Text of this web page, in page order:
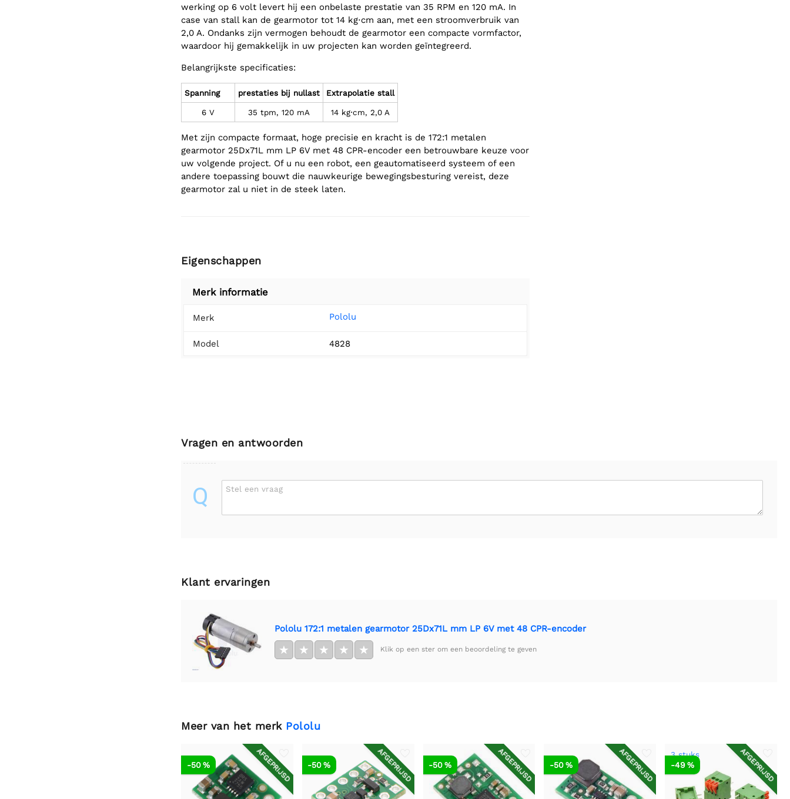
werking op 6 volt levert hij een onbelaste prestatie van 35 RPM en 120 mA. In
case van stall kan de gearmotor tot 14 kg⋅cm aan, met een stroomverbruik van
2,0 A. Ondanks zijn vermogen behoudt de gearmotor een compacte vormfactor,
waardoor hij gemakkelijk in uw projecten kan worden geïntegreerd.
Belangrijkste specificaties:
Spanning prestaties bij nullast Extrapolatie stall
6 V 35 tpm, 120 mA 14 kg⋅cm, 2,0 A
Met zijn compacte formaat, hoge precisie en kracht is de 172:1 metalen
gearmotor 25Dx71L mm LP 6V met 48 CPR-encoder een betrouwbare keuze voor
uw volgende project. Of u nu een robot, een geautomatiseerd systeem of een
andere toepassing bouwt die nauwkeurige bewegingsbesturing vereist, deze
gearmotor zal u niet in de steek laten.
Eigenschappen
Merk informatie
Merk Pololu
Model 4828
Vragen en antwoorden
Q Stel een vraag
Klant ervaringen
Pololu 172:1 metalen gearmotor 25Dx71L mm LP 6V met 48 CPR-encoder
★ ★ ★ ★ ★ Klik op een ster om een beoordeling te geven
Meer van het merk Pololu
AFGEPRIJSD
-50 % AFGEPRIJSD
-50 % AFGEPRIJSD
-50 % AFGEPRIJSD
-50 % AFGEPRIJSD
3 stuks
-49 %